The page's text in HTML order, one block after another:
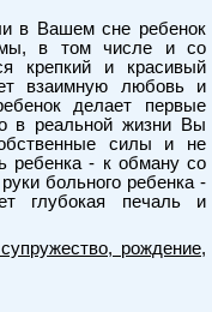
в Вашем сне ребенок
в том числе и со
крепкий и красивый
взаимную любовь и
делает первые
в реальной жизни Вы
силы и не
ребенка - к обману со
больного ребенка -
глубокая печаль и
рождение,